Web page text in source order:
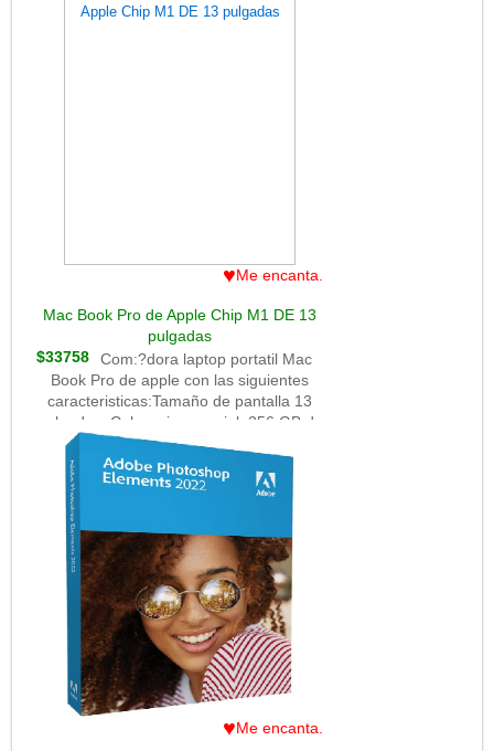
estadio del camp nou a escala y dentro
♥Me encanta.
Mac Book Pro de Apple Chip M1 DE 13
pulgadas
$33758
Com:?dora laptop portatil Mac
Book Pro de apple con las siguientes
caracteristicas:Tamaño de pantalla 13
pulgadas, Color gris espacial, 256 GB de
disco duro de estado solido, Modelo
Apple a8 , 8 GB de memoria RAM.
♥Me encanta.